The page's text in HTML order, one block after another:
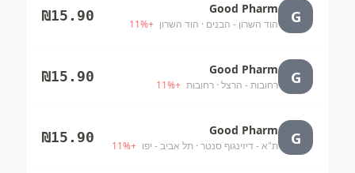
G
Good Pharm
הוד השרון - הבנים · הוד השרון +
11%
₪15.90
G
Good Pharm
רחובות - הרצל · רחובות +
11%
₪15.90
G
Good Pharm
ת"א - דיזינגוף סנטר · תל אביב - יפו +
11%
₪15.90